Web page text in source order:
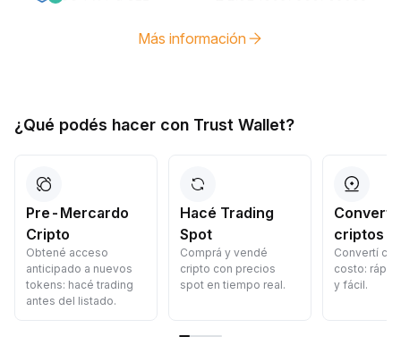
Más información
¿Qué podés hacer con Trust Wallet?
Pre-Mercardo
Cripto
Obtené acceso
anticipado a nuevos
tokens: hacé trading
antes del listado.
Hacé Trading
Spot
Comprá y vendé
cripto con precios
spot en tiempo real.
Convertí
criptos
Convertí
costo:
y fácil.